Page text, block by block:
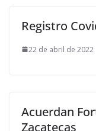
Registro
22 de abril de 2022
Acuerdan
Zacatecas